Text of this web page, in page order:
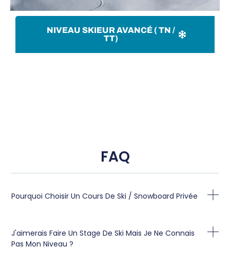
NIVEAU SKIEUR AVANCÉ ( TN /
TT)
FAQ
Pourquoi Choisir Un Cours De Ski / Snowboard Privée
J'aimerais Faire Un Stage De Ski Mais Je Ne Connais
Pas Mon Niveau ?